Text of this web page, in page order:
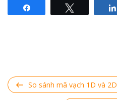
Previous
Post
So sánh mã vạch 1D và 2D